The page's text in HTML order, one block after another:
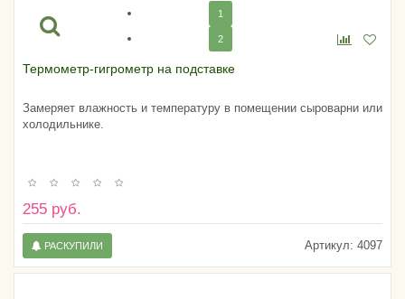
1
2
Термометр-гигрометр на подставке
Замеряет влажность и температуру в помещении сыроварни или
холодильнике.
255 руб.
Артикул: 4097
РАСКУПИЛИ